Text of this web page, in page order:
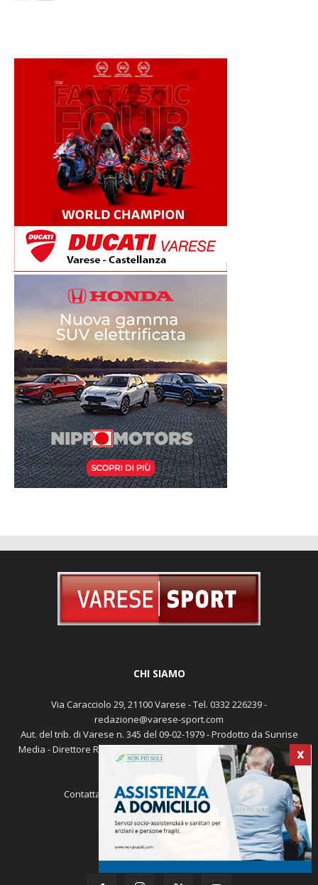
X
CHI SIAMO
Via Caracciolo 29, 21100 Varese - Tel. 0332 226239 -
redazione@varese-sport.com
Aut. del trib. di Varese n. 345 del 09-02-1979 - Prodotto da Sunrise
Media - Direttore Responsabile: Michele Marocco -Cookie policy
Pubblicità
Contattaci: redazione@varese-sport.com
SEGUICI